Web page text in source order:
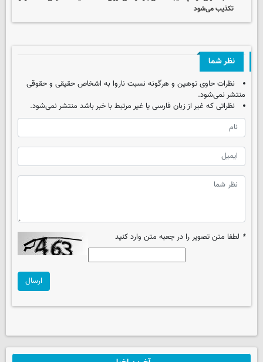
تکذیب می‌شود
نظر شما
نظرات حاوی توهین و هرگونه نسبت ناروا به اشخاص حقیقی و حقوقی
منتشر نمی‌شود.
نظراتی که غیر از زبان فارسی یا غیر مرتبط با خبر باشد منتشر نمی‌شود.
* لطفا متن تصویر را در جعبه متن وارد کنید
ارسال